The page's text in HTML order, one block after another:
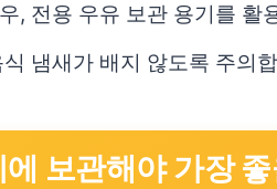
, 전용 우유 보관 용기를 활
냄새가 배지 않도록 주의
보관해야 가장